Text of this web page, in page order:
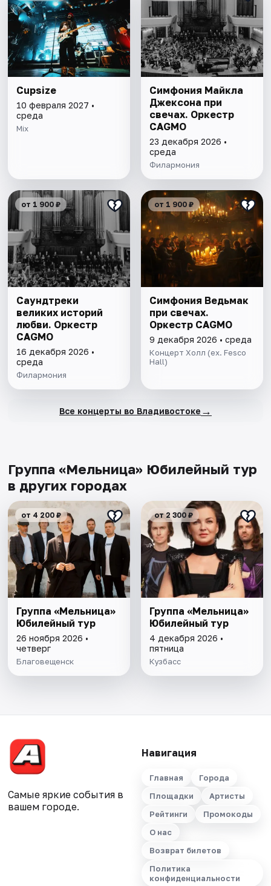
Cupsize
10 февраля 2027 •
среда
Mix
Симфония Майкла
Джексона при
свечах. Оркестр
CAGMO
23 декабря 2026 •
среда
Филармония
от 1 900 ₽
Саундтреки
великих историй
любви. Оркестр
CAGMO
16 декабря 2026 •
среда
Филармония
от 1 900 ₽
Симфония Ведьмак
при свечах.
Оркестр CAGMO
9 декабря 2026 • среда
Концерт Холл (ex. Fesco
Hall)
Все концерты во Владивостоке →
Группа «Мельница» Юбилейный тур
в других городах
от 4 200 ₽
Группа «Мельница»
Юбилейный тур
26 ноября 2026 •
четверг
Благовещенск
от 2 300 ₽
Группа «Мельница»
Юбилейный тур
4 декабря 2026 •
пятница
Кузбасс
Самые яркие события в
вашем городе.
Навигация
Главная
Города
Площадки
Артисты
Рейтинги
Промокоды
О нас
Возврат билетов
Политика
конфиденциальности